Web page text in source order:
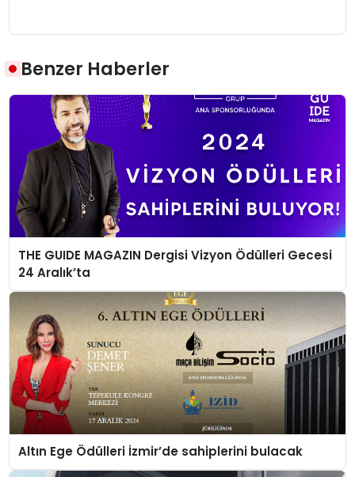
Benzer Haberler
THE GUIDE MAGAZIN Dergisi Vizyon Ödülleri Gecesi
24 Aralık’ta
Altın Ege Ödülleri İzmir’de sahiplerini bulacak